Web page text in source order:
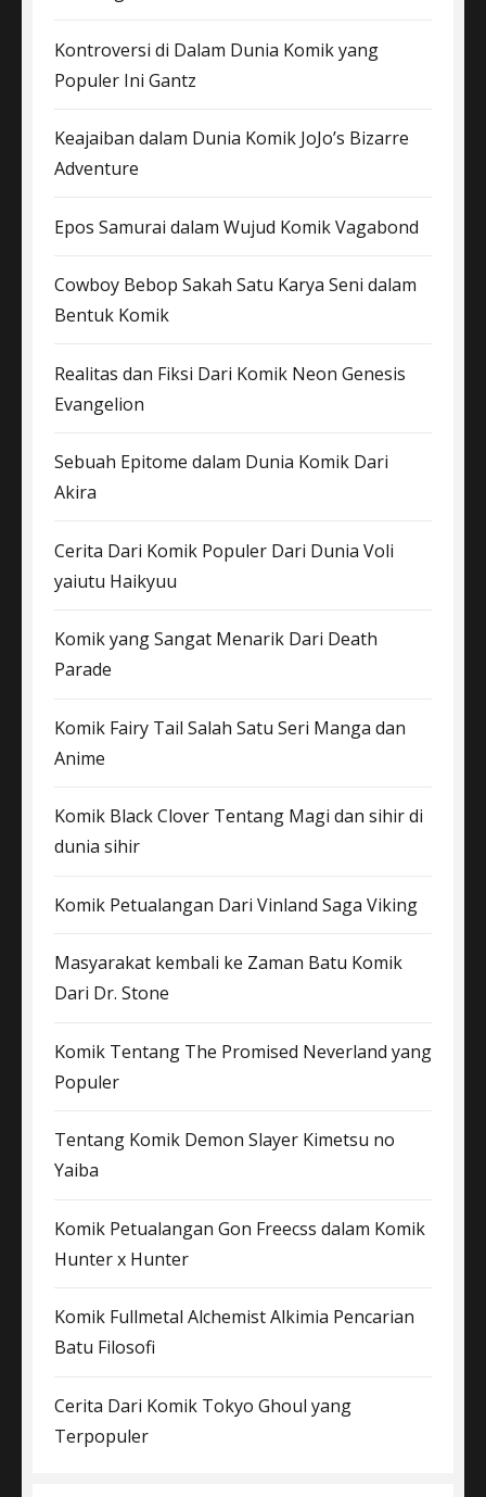
Kontroversi di Dalam Dunia Komik yang
Populer Ini Gantz
Keajaiban dalam Dunia Komik JoJo’s Bizarre
Adventure
Epos Samurai dalam Wujud Komik Vagabond
Cowboy Bebop Sakah Satu Karya Seni dalam
Bentuk Komik
Realitas dan Fiksi Dari Komik Neon Genesis
Evangelion
Sebuah Epitome dalam Dunia Komik Dari
Akira
Cerita Dari Komik Populer Dari Dunia Voli
yaiutu Haikyuu
Komik yang Sangat Menarik Dari Death
Parade
Komik Fairy Tail Salah Satu Seri Manga dan
Anime
Komik Black Clover Tentang Magi dan sihir di
dunia sihir
Komik Petualangan Dari Vinland Saga Viking
Masyarakat kembali ke Zaman Batu Komik
Dari Dr. Stone
Komik Tentang The Promised Neverland yang
Populer
Tentang Komik Demon Slayer Kimetsu no
Yaiba
Komik Petualangan Gon Freecss dalam Komik
Hunter x Hunter
Komik Fullmetal Alchemist Alkimia Pencarian
Batu Filosofi
Cerita Dari Komik Tokyo Ghoul yang
Terpopuler